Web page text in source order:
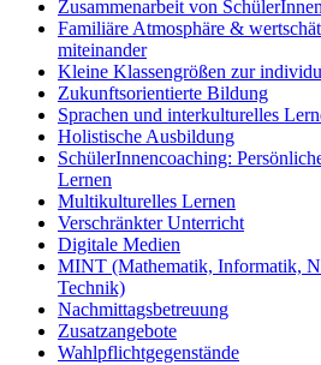
Zusammenarbeit von
Familiäre Atmosphäre &
miteinander
Kleine Klassengrößen zur
Zukunftsorientierte Bildung
Sprachen und interkulturelles
Holistische Ausbildung
SchülerInnencoaching:
Lernen
Multikulturelles Lernen
Verschränkter Unterricht
Digitale Medien
MINT (Mathematik, Informatik,
Technik)
Nachmittagsbetreuung
Zusatzangebote
Wahlpflichtgegenstände